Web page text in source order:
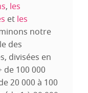
, les
et les
notre
des
divisées en
100 000
20 000 à 100